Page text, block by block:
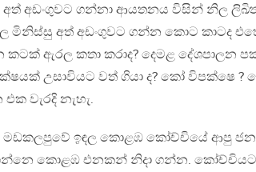
අඩංගුවට ගන්නා ආයතනය විසින් නිල
මිනිස්සු අත් අඩංගුවට ගන්න කොට කාටද
කටක් ඇරල කතා කරාද? දෙමළ දේශපාලන
උසාවියට වත් ගියා ද? කෝ විපක්ෂෙ ?
වැරදි නැහැ.
මඩකලපුවේ ඉඳල කොළඹ කෝච්චියේ ආපු
කොළඹ එනකන් නිදා ගන්න.